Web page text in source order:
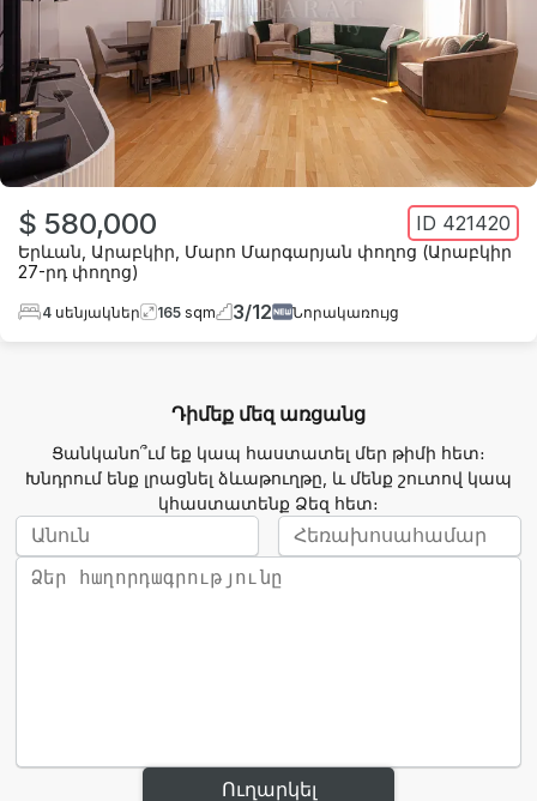
$ 580,000 ID 421420
Երևան Արաբկիր Մարո Մարգարյան փողոց (Արաբկիր
27-րդ փողոց)
4 սենյակներ 165 sqm 3/12 Նորակառույց
Դիմեք մեզ առցանց
Ցանկանո՞ւմ եք կապ հաստատել մեր թիմի հետ։
Խնդրում ենք լրացնել ձևաթուղթը, և մենք շուտով կապ
կհաստատենք Ձեզ հետ։
Ուղարկել